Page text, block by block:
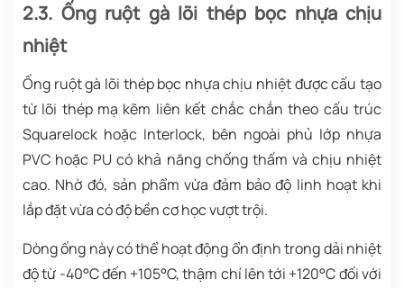
2.3. Ống ruột gà lõi thép bọc nhựa chịu
nhiệt
Ống ruột gà lõi thép bọc nhựa chịu nhiệt được cấu tạo
từ lõi thép mạ kẽm liên kết chắc chắn theo cấu trúc
Squarelock hoặc Interlock, bên ngoài phủ lớp nhựa
PVC hoặc PU có khả năng chống thấm và chịu nhiệt
cao. Nhờ đó, sản phẩm vừa đảm bảo độ linh hoạt khi
lắp đặt vừa có độ bền cơ học vượt trội.
Dòng ống này có thể hoạt động ổn định trong dải nhiệt
độ từ -40°C đến +105°C, thậm chí lên tới +120°C đối với